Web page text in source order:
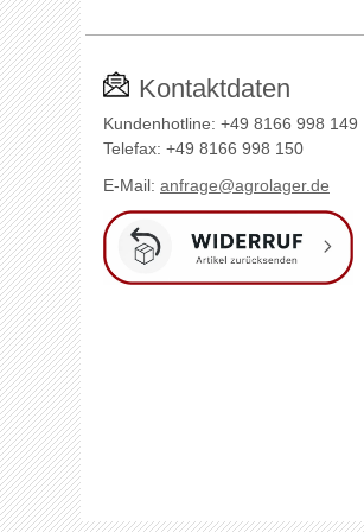
Kontaktdaten
Kundenhotline: +49 8166 998 149
Telefax: +49 8166 998 150
E-Mail: anfrage@agrolager.de